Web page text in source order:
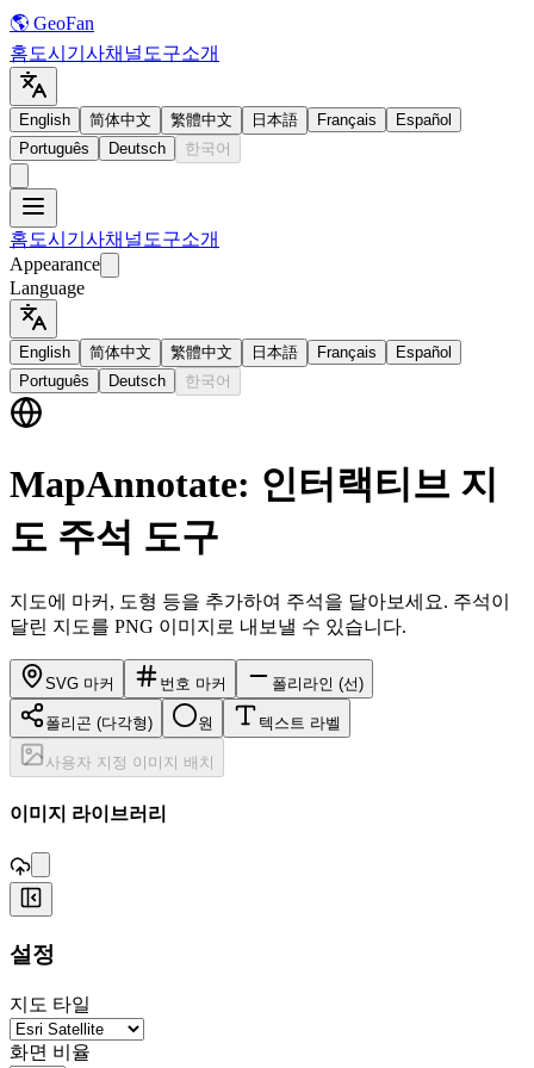
🌎 GeoFan
홈도시 기사채널 도구소개
English 简体中文 繁體中文 日本語 Français
Español
Português
Deutsch 한국어
홈도시 기사채널 도구소개
Appearance
Language
English 简体中文 繁體中文 日本語 Français
Español
Português
Deutsch 한국어
MapAnnotate: 인터랙티브 지
도 주석 도구
지도에 마커, 도형 등을 추가하여 주석을 달아보세요. 주석이
달린 지도를 PNG 이미지로 내보낼 수 있습니다.
SVG 마커 번호 마커 폴리라인 (선)
폴리곤 (다각형) 원 텍스트 라벨
사용자 지정 이미지 배치
이미지 라이브러리
+
설정
지도 타일
화면 비율